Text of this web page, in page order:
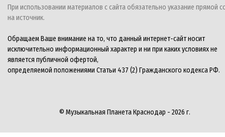
При использовании материалов с сайта обязательно указание прямой
на источник.
Обращаем Ваше внимание на то, что данный интернет-сайт носит
исключительно информационный характер и ни при каких условиях не
является публичной офертой,
определяемой положениями Статьи 437 (2) Гражданского кодекса РФ.
© Музыкальная Планета Краснодар - 2026 г.